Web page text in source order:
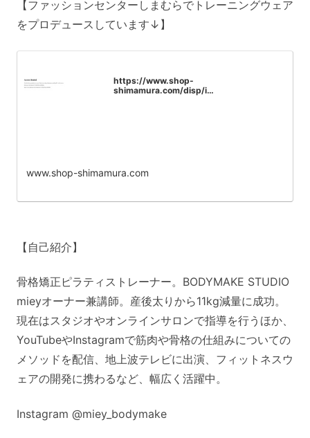
【ファッションセンターしまむらでトレーニングウェア
をプロデュースしています↓】
https://www.shop-
shimamura.com/disp/i…
www.shop-shimamura.com
【自己紹介】
骨格矯正ピラティストレーナー。BODYMAKE STUDIO
mieyオーナー兼講師。産後太りから11kg減量に成功。
現在はスタジオやオンラインサロンで指導を行うほか、
YouTubeやInstagramで筋肉や骨格の仕組みについての
メソッドを配信、地上波テレビに出演、フィットネスウ
ェアの開発に携わるなど、幅広く活躍中。
Instagram @miey_bodymake